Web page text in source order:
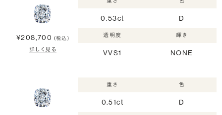
¥208,700 (税込)
詳しく見る
0.53ct D
透明度
VVS1
輝き
NONE
重さ
0.51ct
色
D